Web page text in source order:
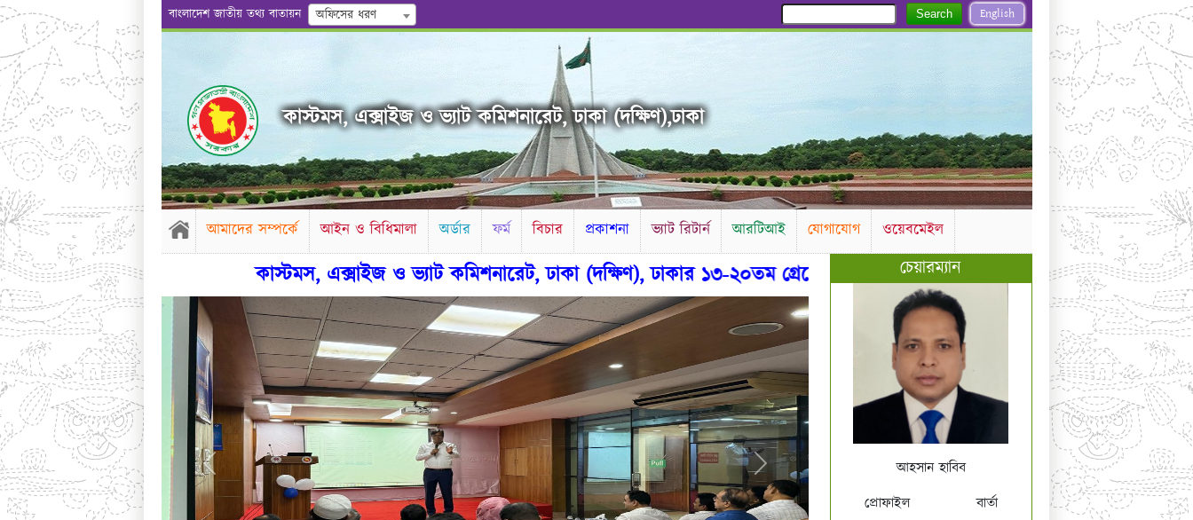
বাংলাদেশ জাতীয় তথ্য বাতায়ন অফিসের ধরণ English
Search
কাস্টমস, এক্সাইজ ও ভ্যাট কমিশনারেট, ঢাকা (দক্ষিণ),ঢাকা
আমাদের সম্পর্কে আইন ও বিধিমালা অর্ডার ফর্ম বিচার প্রকাশনা ভ্যাট রিটার্ন আরটিআই যোগাযোগ ওয়েবমেইল
কাস্টমস, এক্সাইজ ও ভ্যাট কমিশনারেট, ঢাকা (দক্ষিণ), ঢাকার ১৩-২০তম গ্রেডের চূড়ান্ত ফলাফল।কাস্টমস, এক্সাইজ ও ভ্যাট
Previous Next
চেয়ারম্যান
আহসান হাবিব
প্রোফাইল
বার্তা